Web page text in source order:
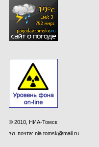
© 2010, НИА-Томск
эл. почта: nia.tomsk@mail.ru